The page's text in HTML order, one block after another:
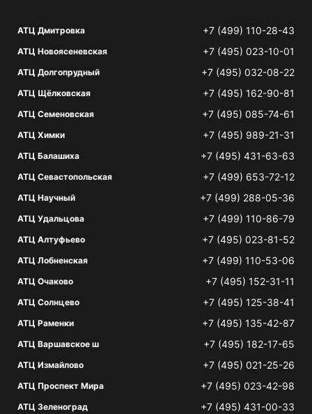
АТЦ Дмитровка +7 (499) 110-28-43
АТЦ Новоясеневская +7 (495) 023-10-01
АТЦ Долгопрудный +7 (495) 032-08-22
АТЦ Щёлковская +7 (495) 162-90-81
АТЦ Семеновская +7 (495) 085-74-61
АТЦ Химки +7 (495) 989-21-31
АТЦ Балашиха +7 (495) 431-63-63
АТЦ Севастопольская +7 (499) 653-72-12
АТЦ Научный +7 (499) 288-05-36
АТЦ Удальцова +7 (499) 110-86-79
АТЦ Алтуфьево +7 (495) 023-81-52
АТЦ Лобненская +7 (499) 110-53-06
АТЦ Очаково +7 (495) 152-31-11
АТЦ Солнцево +7 (495) 125-38-41
АТЦ Раменки +7 (495) 135-42-87
АТЦ Варшавское ш +7 (495) 182-17-65
АТЦ Измайлово +7 (495) 021-25-26
АТЦ Проспект Мира +7 (495) 023-42-98
АТЦ Зеленоград +7 (495) 431-00-33